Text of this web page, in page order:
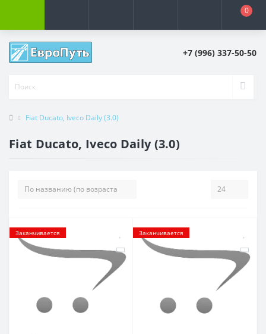
0
+7 (996) 337-50-50
Fiat Ducato, Iveco Daily (3.0)
Fiat Ducato, Iveco Daily (3.0)
Заканчивается Заканчивается